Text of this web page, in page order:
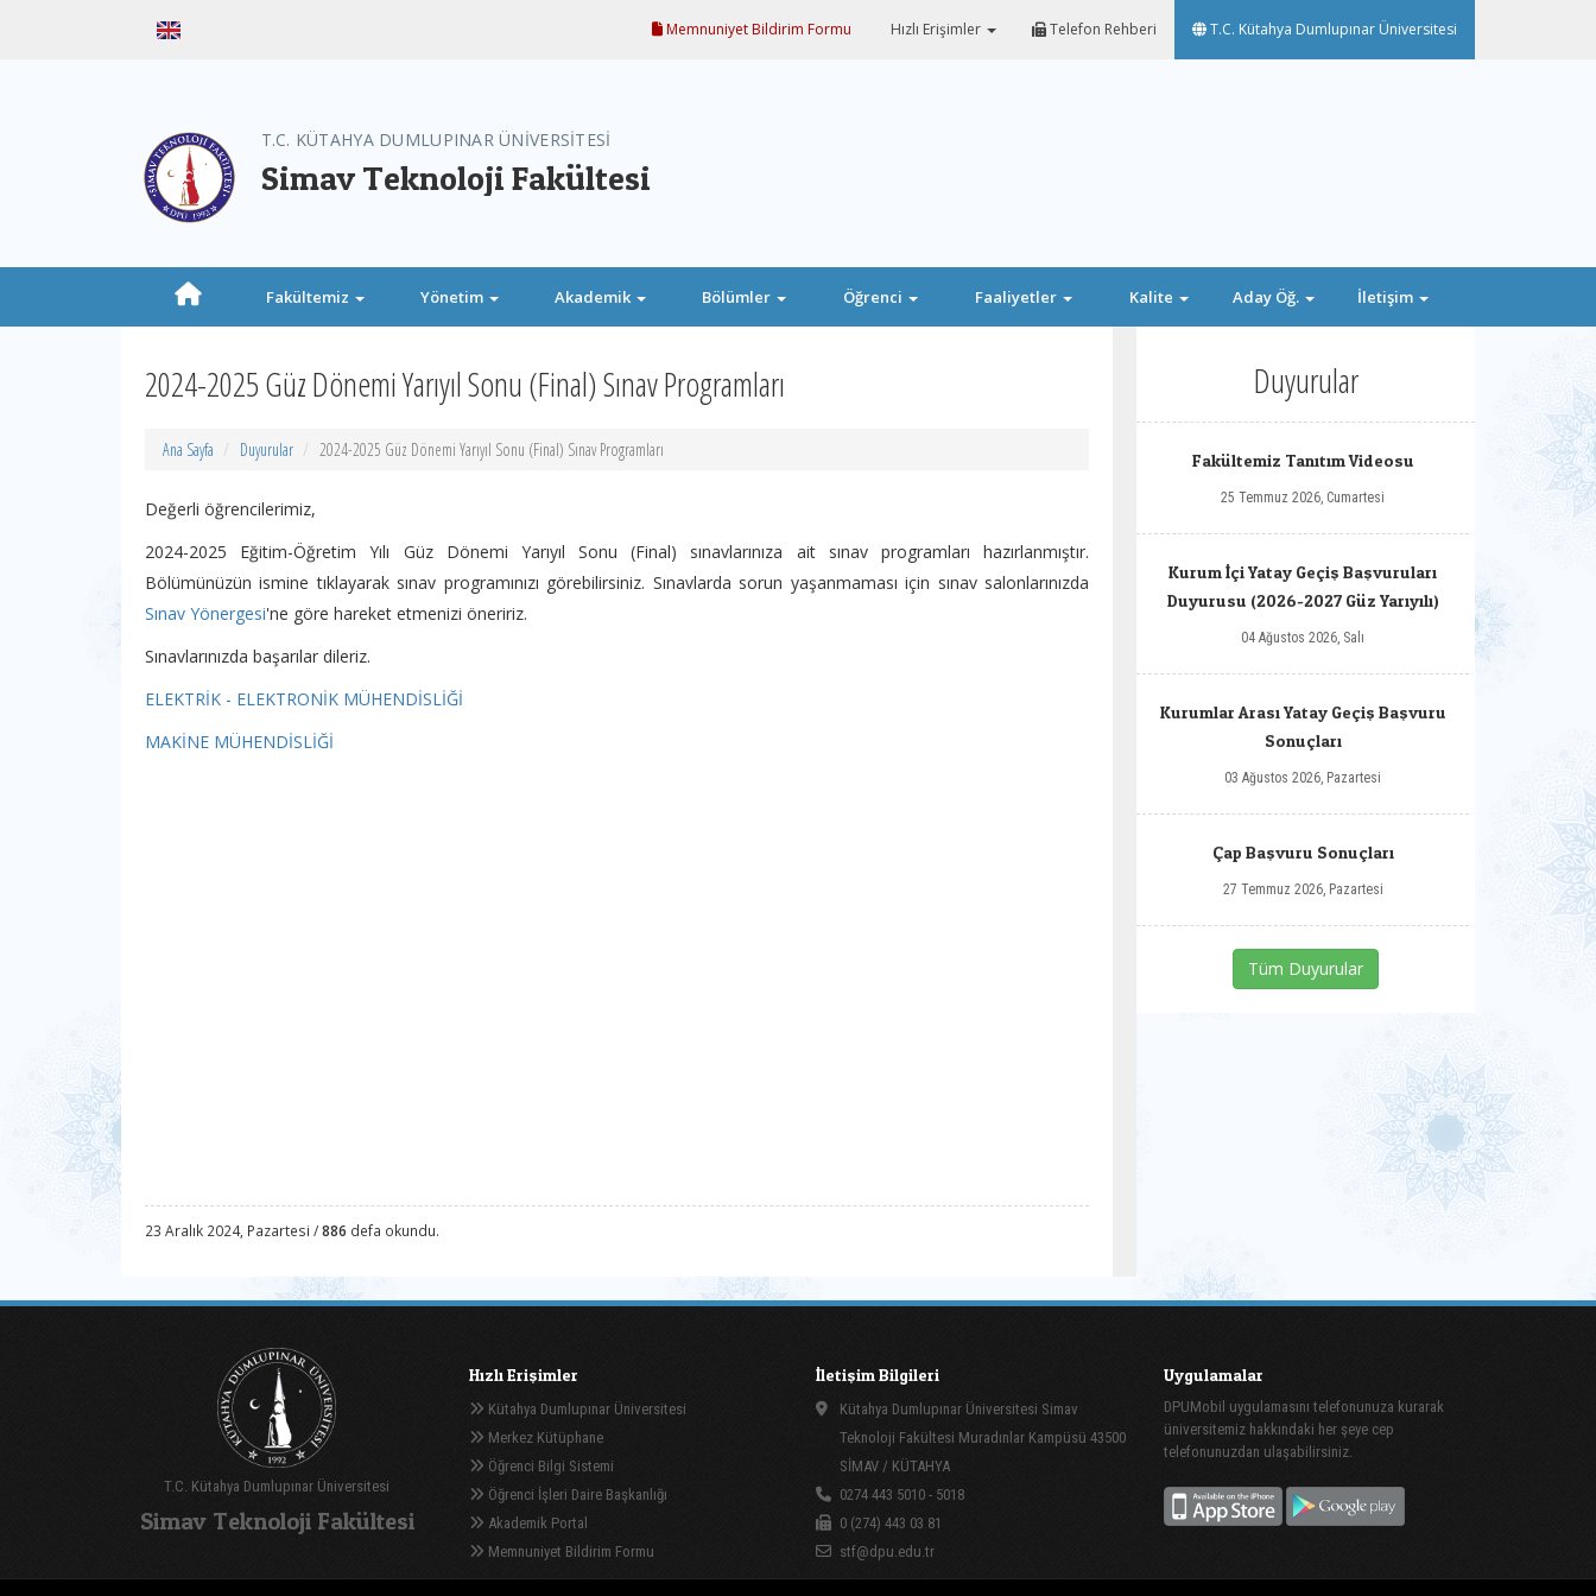
Memnuniyet Bildirim Formu Hızlı Erişimler Telefon Rehberi T.C. Kütahya Dumlupınar Üniversitesi
T.C. KÜTAHYA DUMLUPINAR ÜNİVERSİTESİ
Simav Teknoloji Fakültesi
Fakültemiz Yönetim Akademik Bölümler Öğrenci Faaliyetler Kalite Aday Öğ. İletişim
2024-2025 Güz Dönemi Yarıyıl Sonu (Final) Sınav Programları
Ana Sayfa Duyurular 2024-2025 Güz Dönemi Yarıyıl Sonu (Final) Sınav Programları
Değerli öğrencilerimiz,
2024-2025 Eğitim-Öğretim Yılı Güz Dönemi Yarıyıl Sonu (Final) sınavlarınıza ait sınav programları hazırlanmıştır.
Bölümünüzün ismine tıklayarak sınav programınızı görebilirsiniz. Sınavlarda sorun yaşanmaması için sınav salonlarınızda
Sınav Yönergesi'ne göre hareket etmenizi öneririz.
Sınavlarınızda başarılar dileriz.
ELEKTRİK - ELEKTRONİK MÜHENDİSLİĞİ
MAKİNE MÜHENDİSLİĞİ
23 Aralık 2024, Pazartesi /886 defa okundu.
Duyurular
Fakültemiz Tanıtım Videosu
25 Temmuz 2026, Cumartesi
Kurum İçi Yatay Geçiş Başvuruları
Duyurusu (2026-2027 Güz Yarıyılı)
04 Ağustos 2026, Salı
Kurumlar Arası Yatay Geçiş Başvuru
Sonuçları
03 Ağustos 2026, Pazartesi
Çap Başvuru Sonuçları
27 Temmuz 2026, Pazartesi
Tüm Duyurular
T.C. Kütahya Dumlupınar Üniversitesi
Simav Teknoloji Fakültesi
Hızlı Erişimler
Kütahya Dumlupınar Üniversitesi
Merkez Kütüphane
Öğrenci Bilgi Sistemi
Öğrenci İşleri Daire Başkanlığı
Akademik Portal
Memnuniyet Bildirim Formu
İletişim Bilgileri
Kütahya Dumlupınar Üniversitesi Simav
Teknoloji Fakültesi Muradınlar Kampüsü 43500
SİMAV / KÜTAHYA
0274 443 5010 - 5018
0 (274) 443 03 81
stf@dpu.edu.tr
Uygulamalar
DPUMobil uygulamasını telefonunuza kurarak
üniversitemiz hakkındaki her şeye cep
telefonunuzdan ulaşabilirsiniz.